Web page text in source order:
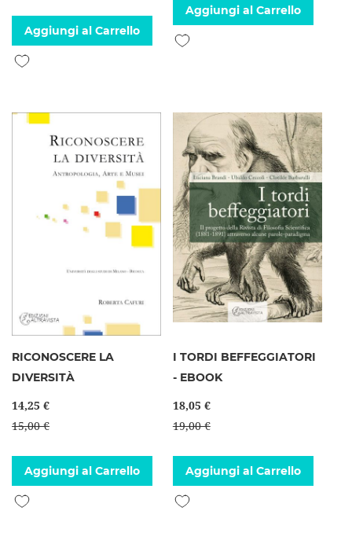
Aggiungi al Carrello
Aggiungi alla lista desideri
Aggiungi al Carrello
Aggiungi alla lista desideri
RICONOSCERE LA
DIVERSITÀ
14,25 €
15,00 €
Aggiungi al Carrello
Aggiungi alla lista desideri
I TORDI BEFFEGGIATORI
- EBOOK
18,05 €
19,00 €
Aggiungi al Carrello
Aggiungi alla lista desideri